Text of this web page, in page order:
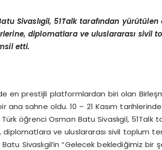
Sivaslıgil, 51Talk tarafından
diplomatlara ve uluslararası sivil
etti.
en prestijli platformlardan biri olan
ana sahne oldu. 10 – 21 Kasım
öğrenci Osman Batu Sivaslıgil, 51Talk
diplomatlara ve uluslararası sivil toplum
Sivaslıgil’in “Gelecek beklediğimiz bir